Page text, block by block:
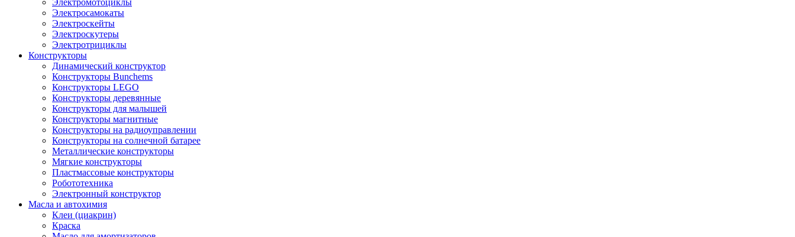
Электромотоциклы
Электросамокаты
Электроскейты
Электроскутеры
Электротрициклы
Конструкторы
Динамический конструктор
Конструкторы Bunchems
Конструкторы LEGO
Конструкторы деревянные
Конструкторы для малышей
Конструкторы магнитные
Конструкторы на радиоуправлении
Конструкторы на солнечной батарее
Металлические конструкторы
Мягкие конструкторы
Пластмассовые конструкторы
Робототехника
Электронный конструктор
Масла и автохимия
Клеи (циакрин)
Краска